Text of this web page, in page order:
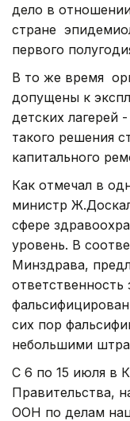
дело в
стране
первого
В то же время
допущены к
детских лагерей
такого решения
капитального
Как отмечал в
министр
сфере
уровень. В
Минздрава,
ответственность
сих пор
небольшими
С 6 по 15 июля в
Правительства,
ООН по делам